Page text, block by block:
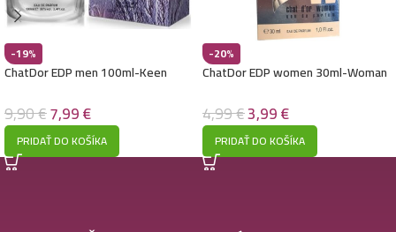
-19%
ChatDor EDP men 100ml-Keen
9,90€7,99€
PRIDAŤ DO KOŠÍKA
-20%
ChatDor EDP women 30ml-Woman
4,99€3,99€
PRIDAŤ DO KOŠÍKA